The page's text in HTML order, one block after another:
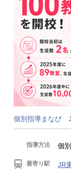
個別指導まなび
指導方法 個
最寄り駅 JR